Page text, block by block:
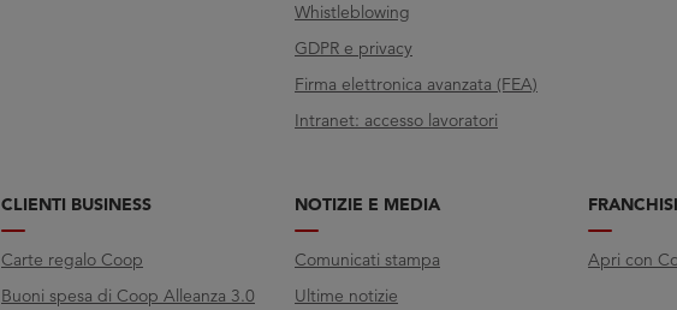
Whistleblowing
GDPR e privacy
Firma elettronica avanzata (FEA)
Intranet: accesso lavoratori
CLIENTI BUSINESS
Carte regalo Coop
Buoni spesa di Coop Alleanza 3.0
NOTIZIE E MEDIA
Comunicati stampa
Ultime notizie
Apri con